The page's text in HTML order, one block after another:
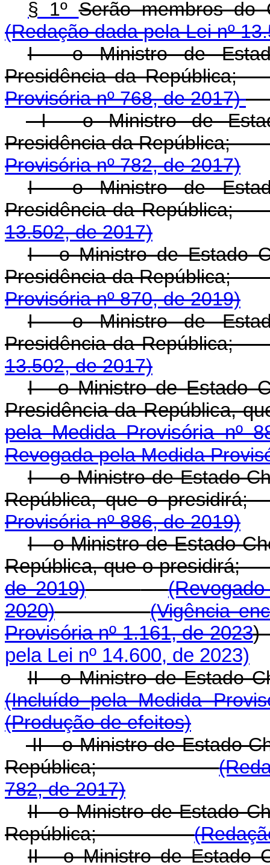
§ 1ºSerão membros
(Redação dada pela Lei nº
I - o Ministro de
Presidência da
Provisória nº 768, de 2017)
I - o Ministro de
Presidência da
Provisória nº 782, de 2017)
I - o Ministro de
Presidência da
13.502, de 2017)
I - o Ministro de Estado
Presidência da
Provisória nº 870, de 2019)
I - o Ministro de
Presidência da
13.502, de 2017)
I - o Ministro de Estado
Presidência da
pela Medida Provisória nº
Revogada pela Medida
I - o Ministro de Estado
República, que o
Provisória nº 886, de 2019)
I - o Ministro de Estado
República, que o
de 2019)
2020)
(Vigência
Provisória nº 1.161, de 2023
pela Lei nº 14.600, de 2023)
II - o Ministro de
(Incluído pela Medida
(Produção de efeitos)
II - o Ministro de Estado
República;
782, de 2017)
II - o Ministro de Estado
República;
II - o Ministro de Estado